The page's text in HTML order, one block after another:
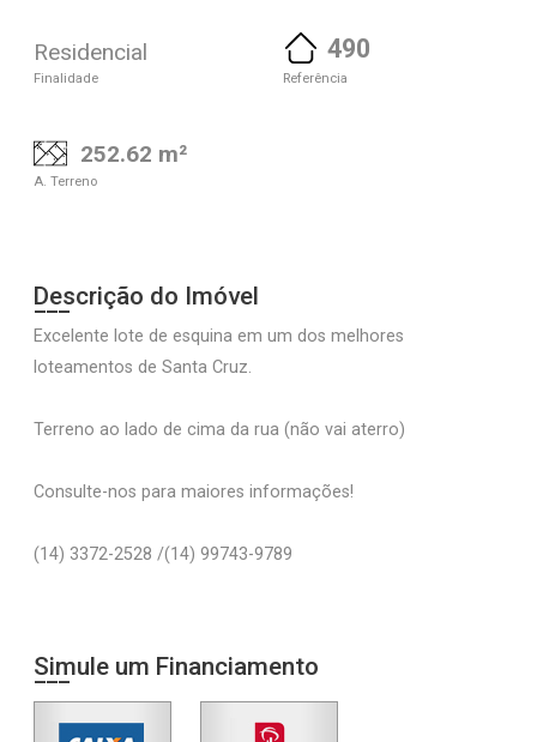
Residencial
Finalidade
490
Referência
252.62 m²
A. Terreno
Descrição do Imóvel
Excelente lote de esquina em um dos melhores
loteamentos de Santa Cruz.
Terreno ao lado de cima da rua (não vai aterro)
Consulte-nos para maiores informações!
(14) 3372-2528 /(14) 99743-9789
Simule um Financiamento